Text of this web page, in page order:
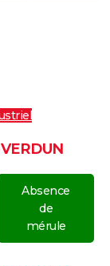
Absence
de
mérule